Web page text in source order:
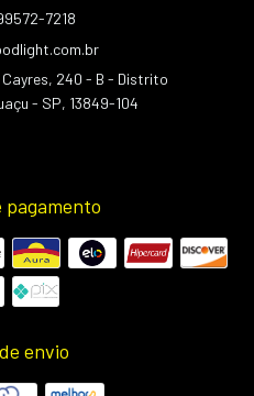
7218
Cayres, 240 - B - Distrito
- SP, 13849-104
pagamento
envio